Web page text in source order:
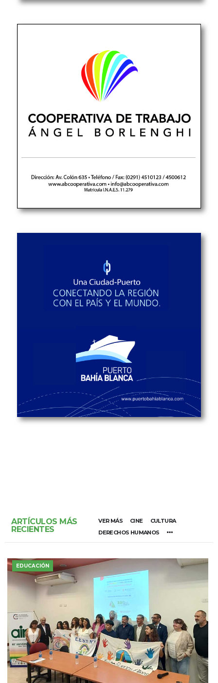
ARTÍCULOS MÁS
RECIENTES
VER MÁS CINE
CULTURA
DERECHOS HUMANOS
EDUCACIÓN